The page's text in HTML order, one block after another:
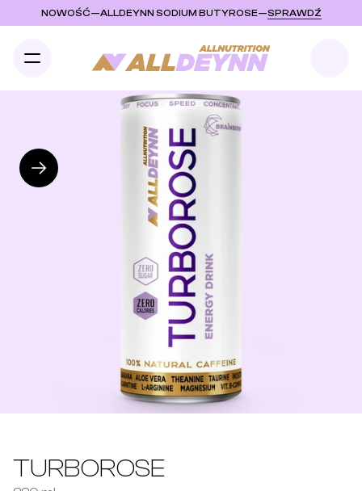
NOWOŚĆ—ALLDEYNN SODIUM BUTYROSE—SPRAWDŹ
TURBOROSE